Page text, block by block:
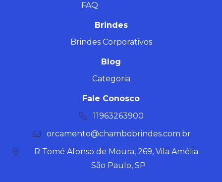
FAQ
Brindes
Brindes Corporativos
Blog
Categoria
Fale Conosco
11963263900
orcamento@chambobrindes.com.br
R Tomé Afonso de Moura, 269, Vila Amélia -
São Paulo, SP